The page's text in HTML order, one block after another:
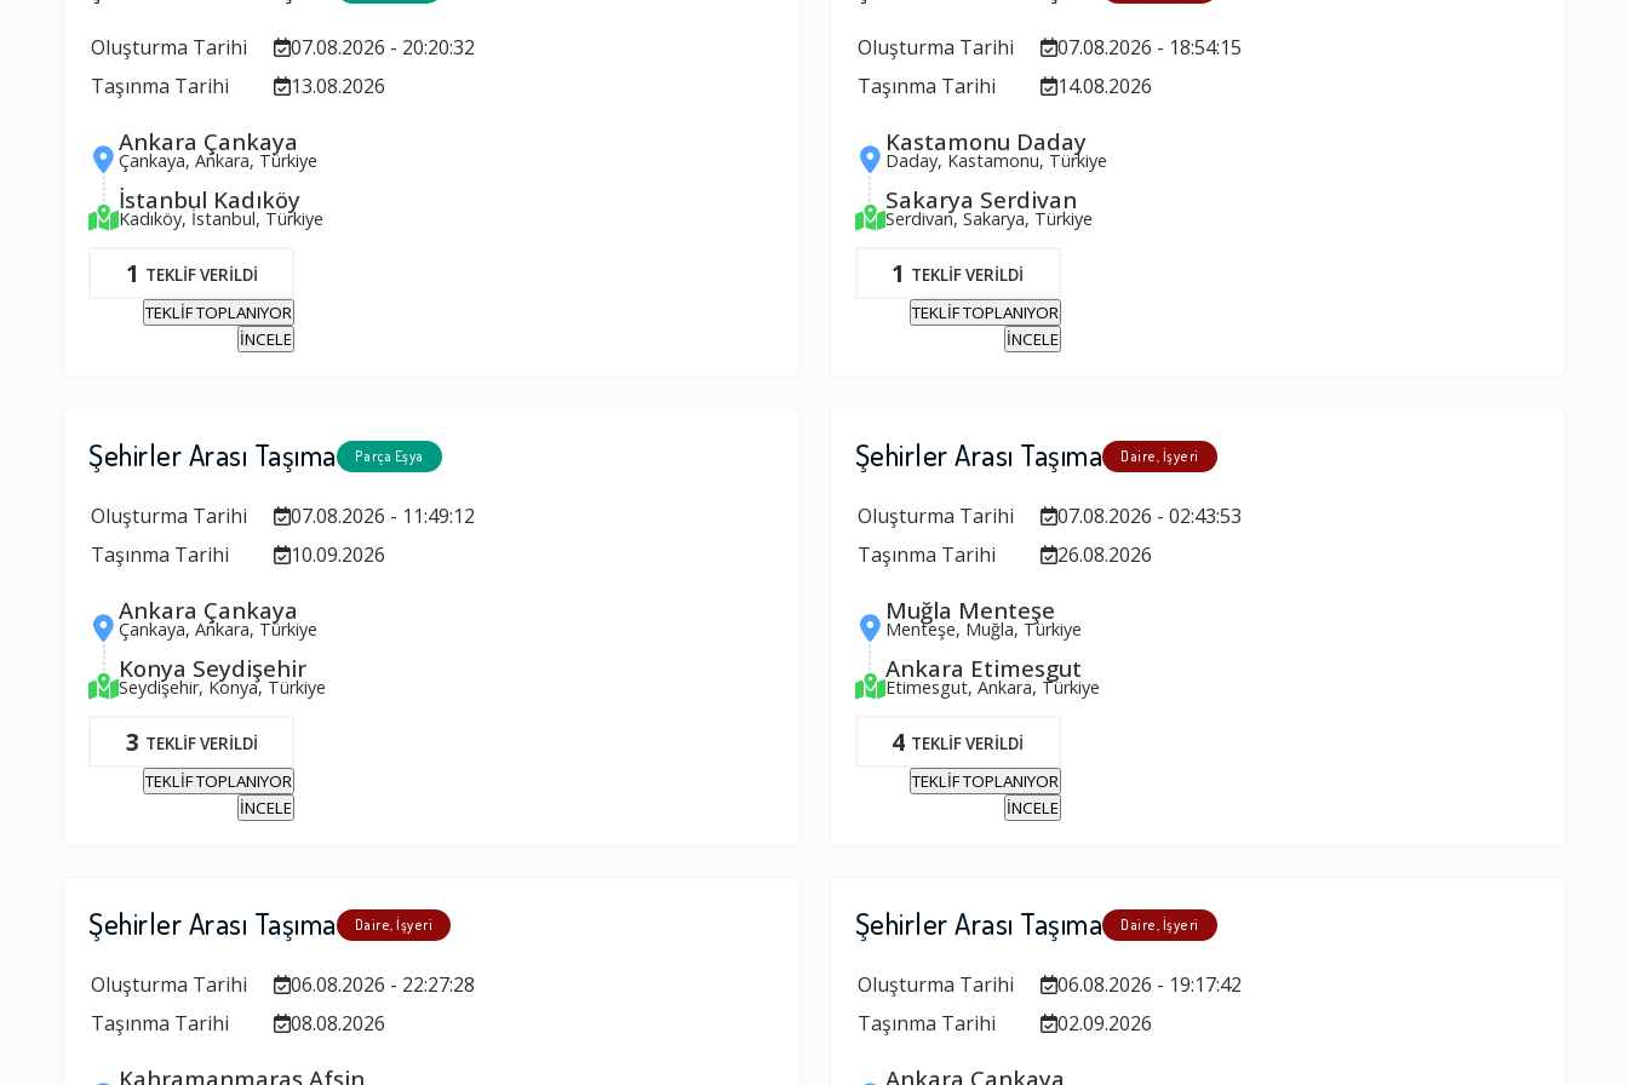
Oluşturma Tarihi
07.08.2026 - 20:20:32
Taşınma Tarihi
13.08.2026
Ankara Çankaya
Çankaya, Ankara, Türkiye
İstanbul Kadıköy
Kadıköy, İstanbul, Türkiye
1 TEKLİF VERİLDİ
TEKLİF TOPLANIYOR
İNCELE
Oluşturma Tarihi
07.08.2026 - 18:54:15
Taşınma Tarihi
14.08.2026
Kastamonu Daday
Daday, Kastamonu, Türkiye
Sakarya Serdivan
Serdivan, Sakarya, Türkiye
1 TEKLİF VERİLDİ
TEKLİF TOPLANIYOR
İNCELE
Şehirler Arası Taşıma Parça Eşya
Oluşturma Tarihi
07.08.2026 - 11:49:12
Taşınma Tarihi
10.09.2026
Ankara Çankaya
Çankaya, Ankara, Türkiye
Konya Seydişehir
Seydişehir, Konya, Türkiye
3 TEKLİF VERİLDİ
TEKLİF TOPLANIYOR
İNCELE
Şehirler Arası Taşıma Daire, İşyeri
Oluşturma Tarihi
07.08.2026 - 02:43:53
Taşınma Tarihi
26.08.2026
Muğla Menteşe
Menteşe, Muğla, Türkiye
Ankara Etimesgut
Etimesgut, Ankara, Türkiye
4 TEKLİF VERİLDİ
TEKLİF TOPLANIYOR
İNCELE
Şehirler Arası Taşıma Daire, İşyeri
Oluşturma Tarihi
06.08.2026 - 22:27:28
Taşınma Tarihi
08.08.2026
Kahramanmaraş Afşin
Şehirler Arası Taşıma Daire, İşyeri
Oluşturma Tarihi
06.08.2026 - 19:17:42
Taşınma Tarihi
02.09.2026
Ankara Çankaya